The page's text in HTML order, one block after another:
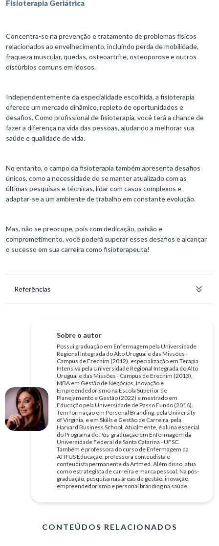
Fisioterapia Geriátrica
Concentra-se na prevenção e tratamento de problemas físicos
relacionados ao envelhecimento, incluindo perda de mobilidade,
fraqueza muscular, quedas, osteoartrite, osteoporose e outros
distúrbios comuns em idosos.
Independentemente da especialidade escolhida, a fisioterapia
oferece um mercado dinâmico, repleto de oportunidades e
desafios. Como profissional de fisioterapia, você terá a chance de
fazer a diferença na vida das pessoas, ajudando a melhorar sua
saúde e qualidade de vida.
No entanto, o campo da fisioterapia também apresenta desafios
únicos, como a necessidade de se manter atualizado com as
últimas pesquisas e técnicas, lidar com casos complexos e
adaptar-se a um ambiente de trabalho em constante evolução.
Mas, não se preocupe, pois com dedicação, paixão e
comprometimento, você poderá superar esses desafios e alcançar
o sucesso em sua carreira como fisioterapeuta!
Referências
Sobre o autor
Possui graduação em Enfermagem pela Universidade
Regional Integrada do Alto Uruguai e das Missões -
Campus de Erechim (2012), especialização em Terapia
Intensiva pela Universidade Regional Integrada do Alto
Uruguai e das Missões - Campus de Erechim (2013),
MBA em Gestão de Negócios, Inovação e
Empreendedorismo na Escola Superior de
Planejamento e Gestão (2022) e mestrado em
Educação pela Universidade de Passo Fundo (2016).
Tem formação em Personal Branding, pela University
of Virginia, e em Skills e Gestão de Carreira, pela
Harvard Business School. Atualmente, é aluna especial
do Programa de Pós-graduação em Enfermagem da
Universidade Federal de Santa Catarina - UFSC.
Também é professora do curso de Enfermagem da
ATITUS Educação, professora conteudista e
conteudista permanente da Artmed. Além disso, atua
como estrategista de carreira e marca pessoal. Na pós-
graduação, pesquisa nas áreas de gestão, inovação,
empreendedorismo e personal branding na saúde.
CONTEÚDOS RELACIONADOS